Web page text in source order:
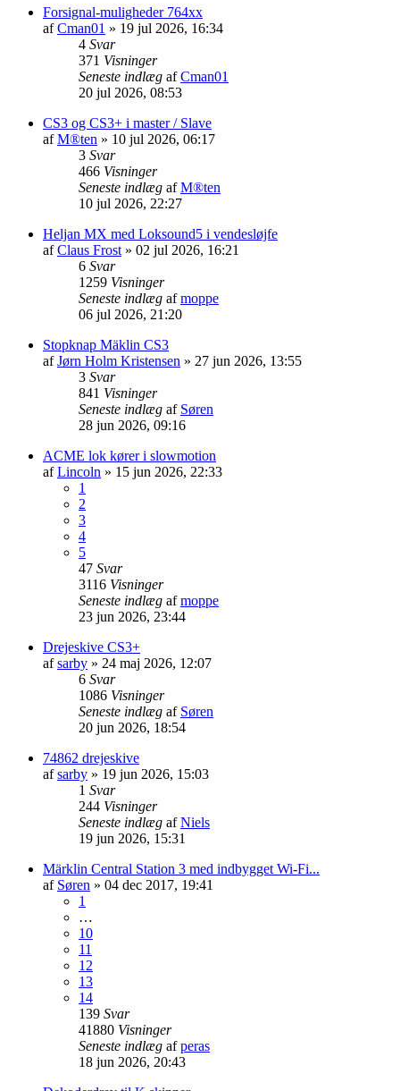
Forsignal-muligheder 764xx
afCman01 » 19 jul 2026, 16:34
4 Svar
371 Visninger
Seneste indlæg afCman01
20 jul 2026, 08:53
CS3 og CS3+ i master / Slave
afM®ten » 10 jul 2026, 06:17
3 Svar
466 Visninger
Seneste indlæg afM®ten
10 jul 2026, 22:27
Heljan MX med Loksound5 i vendesløjfe
afClaus Frost » 02 jul 2026, 16:21
6 Svar
1259 Visninger
Seneste indlæg afmoppe
06 jul 2026, 21:20
Stopknap Mäklin CS3
afJørn Holm Kristensen » 27 jun 2026, 13:55
3 Svar
841 Visninger
Seneste indlæg af Søren
28 jun 2026, 09:16
ACME lok kører i slowmotion
afLincoln » 15 jun 2026, 22:33
1
2
3
4
5
47 Svar
3116 Visninger
Seneste indlæg afmoppe
23 jun 2026, 23:44
Drejeskive CS3+
afsarby » 24 maj 2026, 12:07
6 Svar
1086 Visninger
Seneste indlæg af Søren
20 jun 2026, 18:54
74862 drejeskive
afsarby » 19 jun 2026, 15:03
1 Svar
244 Visninger
Seneste indlæg afNiels
19 jun 2026, 15:31
Märklin Central Station 3 med indbygget Wi-Fi...
af Søren » 04 dec 2017, 19:41
1
…
10
11
12
13
14
139 Svar
41880 Visninger
Seneste indlæg afperas
18 jun 2026, 20:43